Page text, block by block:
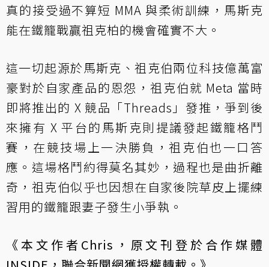
真的接受過不算短 MMA 與柔術訓練，馬斯克
能在鐵籠戰贏祖克柏的機會確實不大。
這一切起源於馬斯克、祖克伯兩位科技億萬富
豪對於自家產品的恩怨，祖克伯就 Meta 當時
即將推出的 X 競品「Threads」發推，爭到後
來擁有 X 平台的馬斯克則提議發起鐵籠格鬥
賽，在競技場上一決勝負，祖克伯也一口答
應。這場格鬥約得莫名其妙，過程也是曲折離
奇，祖克伯似乎也因想在自家後院草皮上擺練
習用的鐵籠跟妻子發生小爭執。
《本文作者Chris，原文刊登於合作媒體